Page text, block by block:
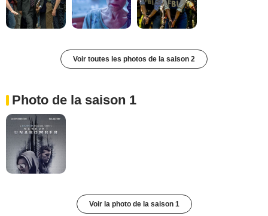
Voir toutes les photos de la saison 2
Photo de la saison 1
Voir la photo de la saison 1